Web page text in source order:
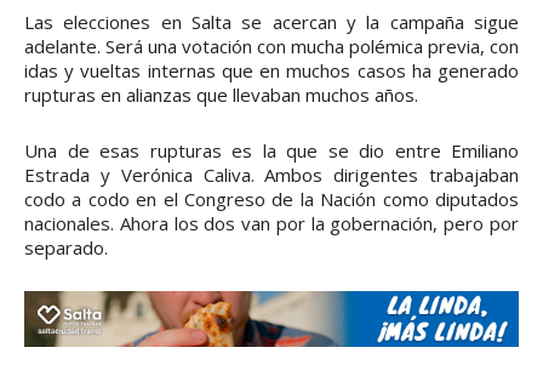
Las elecciones en Salta se acercan y la campaña sigue
adelante. Será una votación con mucha polémica previa, con
idas y vueltas internas que en muchos casos ha generado
rupturas en alianzas que llevaban muchos años.
Una de esas rupturas es la que se dio entre Emiliano
Estrada y Verónica Caliva. Ambos dirigentes trabajaban
codo a codo en el Congreso de la Nación como diputados
nacionales. Ahora los dos van por la gobernación, pero por
separado.